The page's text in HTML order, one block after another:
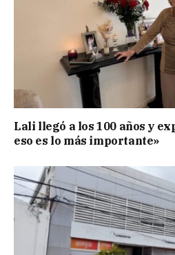
Lali llegó a los 100 años y
eso es lo más importante»